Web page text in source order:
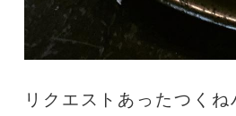
リクエストあったつく